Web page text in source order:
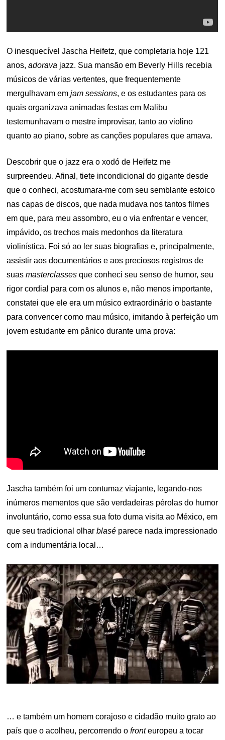
O inesquecível Jascha Heifetz, que completaria hoje 121
anos,adorava jazz. Sua mansão em Beverly Hills recebia
músicos de várias vertentes, que frequentemente
mergulhavam emjam sessions, e os estudantes para os
quais organizava animadas festas em Malibu
testemunhavam o mestre improvisar, tanto ao violino
quanto ao piano, sobre as canções populares que amava.
Descobrir que o jazz era o xodó de Heifetz me
surpreendeu. Afinal, tiete incondicional do gigante desde
que o conheci, acostumara-me com seu semblante estoico
nas capas de discos, que nada mudava nos tantos filmes
em que, para meu assombro, eu o via enfrentar e vencer,
impávido, os trechos mais medonhos da literatura
violinística. Foi só ao ler suas biografias e, principalmente,
assistir aos documentários e aos preciosos registros de
suasmasterclasses que conheci seu senso de humor, seu
rigor cordial para com os alunos e, não menos importante,
constatei que ele era um músico extraordinário o bastante
para convencer como mau músico, imitando à perfeição um
jovem estudante em pânico durante uma prova:
Jascha também foi um contumaz viajante, legando-nos
inúmeros mementos que são verdadeiras pérolas do humor
involuntário, como essa sua foto duma visita ao México, em
que seu tradicional olharblasé parece nada impressionado
com a indumentária local…
… e também um homem corajoso e cidadão muito grato ao
país que o acolheu, percorrendo ofronteuropeu a tocar